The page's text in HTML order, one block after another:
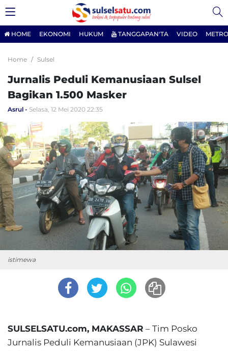
HOME EKONOMI HUKUM TANGGAPAN'TA VIDEO
Home Sulsel
Jurnalis Peduli Kemanusiaan Sulsel
Bagikan 1.500 Masker
Asrul Selasa, 12 Mei 2020 22:35
istimewa
SULSELSATU.com, MAKASSAR – Tim Posko
Jurnalis Peduli Kemanusiaan (JPK) Sulawesi